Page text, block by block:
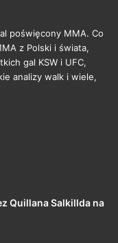
poświęcony MMA. Co
z Polski i świata,
gal KSW i UFC,
analizy walk i wiele,
Quillana Salkillda na